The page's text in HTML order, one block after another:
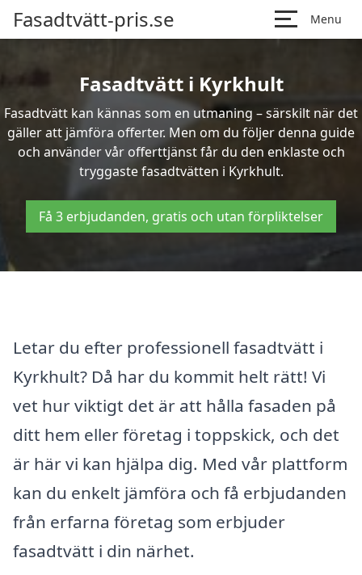
Fasadtvätt-pris.se Menu
Fasadtvätt i Kyrkhult
Fasadtvätt kan kännas som en utmaning – särskilt när det
gäller att jämföra offerter. Men om du följer denna guide
och använder vår offerttjänst får du den enklaste och
tryggaste fasadtvätten i Kyrkhult.
Få 3 erbjudanden, gratis och utan förpliktelser
Letar du efter professionell fasadtvätt i
Kyrkhult? Då har du kommit helt rätt! Vi
vet hur viktigt det är att hålla fasaden på
ditt hem eller företag i toppskick, och det
är här vi kan hjälpa dig. Med vår plattform
kan du enkelt jämföra och få erbjudanden
från erfarna företag som erbjuder
fasadtvätt i din närhet.